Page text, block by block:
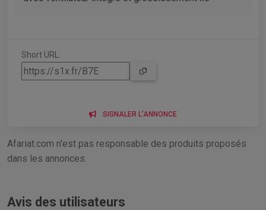
Short URL:
SIGNALER L'ANNONCE
Afariat.com n'est pas responsable des produits proposés
dans les annonces.
Avis des utilisateurs